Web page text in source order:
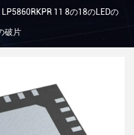
LP5860RKPR 11 8の18のLEDの
破片